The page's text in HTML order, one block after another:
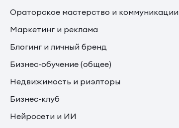
Ораторское мастерство и коммуникации
Маркетинг и реклама
Блогинг и личный бренд
Бизнес-обучение (общее)
Недвижимость и риэлторы
Бизнес-клуб
Нейросети и ИИ